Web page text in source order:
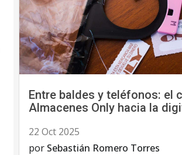
Entre baldes y teléfonos: el
Almacenes Only hacia la
22 Oct 2025
por Sebastián Romero Torres